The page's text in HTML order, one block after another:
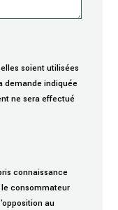
soient utilisées
demande indiquée
ne sera effectué
connaissance
le consommateur
au